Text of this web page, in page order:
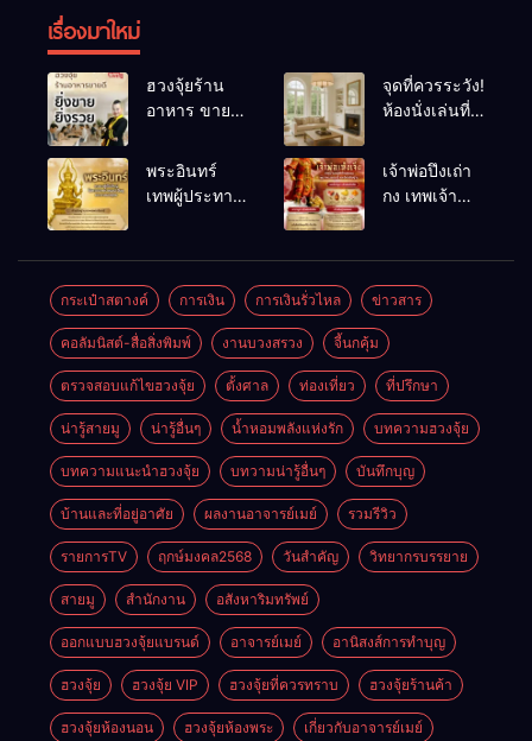
เรื่องมาใหม่
ฮวงจุ้ยร้าน
อาหาร ขายดี
เคล็ดลับปรับ
ดวง ปรับร้าน
ให้ลูกค้าแน่น
จุดที่ควรระวัง!
ห้องนั่งเล่นที่
พลังชีวิต
พระอินทร์
เทพผู้ประทาน
เจ้าพ่อปึงเถ่า
กง เทพเจ้า
กระเป๋าสตางค์ การเงิน การเงินรั่วไหล ข่าวสาร
คอลัมนิสต์-สื่อสิ่งพิมพ์ งานบวงสรวง จี้นกคุ้ม
ตรวจสอบแก้ไขฮวงจุ้ย ตั้งศาล ท่องเที่ยว ที่ปรึกษา
น่ารู้สายมู น่ารู้อื่นๆ น้ำหอมพลังแห่งรัก บทความฮวงจุ้ย
บทความแนะนำฮวงจุ้ย บทวามน่ารู้อื่นๆ บันทึกบุญ
บ้านและที่อยู่อาศัย ผลงานอาจารย์เมย์ รวมรีวิว
รายการTV ฤกษ์มงคล2568 วันสำคัญ วิทยากรบรรยาย
สายมู สำนักงาน อสังหาริมทรัพย์
ออกแบบฮวงจุ้ยแบรนด์ อาจารย์เมย์ อานิสงส์การทำบุญ
ฮวงจุ้ย ฮวงจุ้ย VIP ฮวงจุ้ยที่ควรทราบ ฮวงจุ้ยร้านค้า
ฮวงจุ้ยห้องนอน ฮวงจุ้ยห้องพระ เกี่ยวกับอาจารย์เมย์